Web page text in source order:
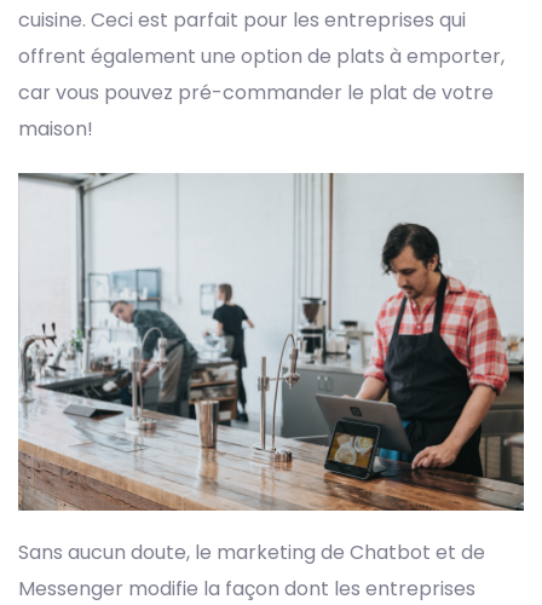
cuisine. Ceci est parfait pour les entreprises qui
offrent également une option de plats à emporter,
car vous pouvez pré-commander le plat de votre
maison!
Sans aucun doute, le marketing de Chatbot et de
Messenger modifie la façon dont les entreprises